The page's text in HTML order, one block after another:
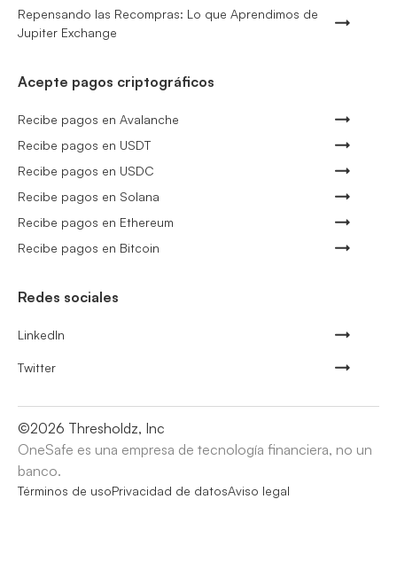
Repensando las Recompras: Lo que Aprendimos de
Jupiter Exchange
Acepte pagos criptográficos
Recibe pagos en Avalanche
Recibe pagos en USDT
Recibe pagos en USDC
Recibe pagos en Solana
Recibe pagos en Ethereum
Recibe pagos en Bitcoin
Redes sociales
LinkedIn
Twitter
©2026 Thresholdz, Inc
OneSafe es una empresa de tecnología financiera, no un
banco.
Términos de usoPrivacidad de datosAviso legal